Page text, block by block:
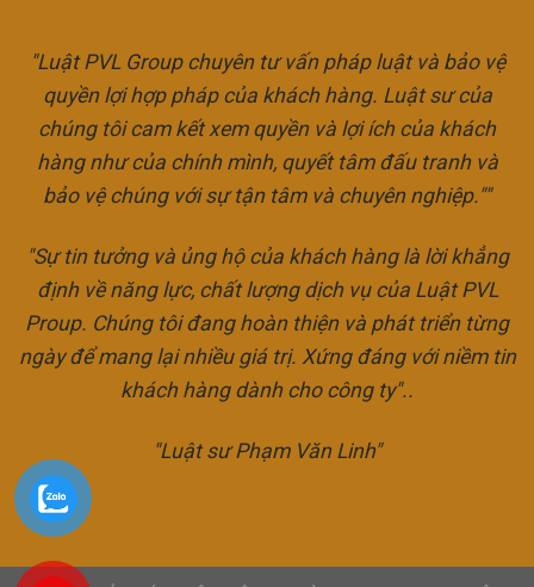
"Luật PVL Group chuyên tư vấn pháp luật và bảo vệ
quyền lợi hợp pháp của khách hàng. Luật sư của
chúng tôi cam kết xem quyền và lợi ích của khách
hàng như của chính mình, quyết tâm đấu tranh và
bảo vệ chúng với sự tận tâm và chuyên nghiệp.""
"Sự tin tưởng và ủng hộ của khách hàng là lời khẳng
định về năng lực, chất lượng dịch vụ của Luật PVL
Proup. Chúng tôi đang hoàn thiện và phát triển từng
ngày để mang lại nhiều giá trị. Xứng đáng với niềm tin
khách hàng dành cho công ty"..
"Luật sư Phạm Văn Linh"